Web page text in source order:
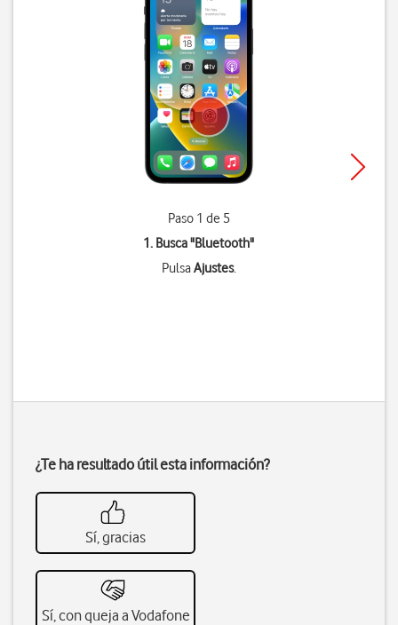
Paso 1 de 5
1. Busca "Bluetooth"
PulsaAjustes.
¿Te ha resultado útil esta información?
Sí, gracias
Sí, con queja a Vodafone